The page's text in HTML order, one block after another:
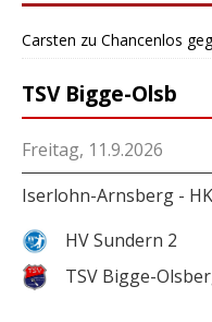
Carsten zu Chancenlos
TSV Bigge-Olsb
Freitag, 11.9.2026
Iserlohn-Arnsberg -
HV Sundern 2
TSV Bigge-